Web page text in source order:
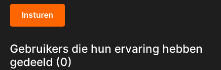
Insturen
Gebruikers die hun ervaring hebben
gedeeld (0)